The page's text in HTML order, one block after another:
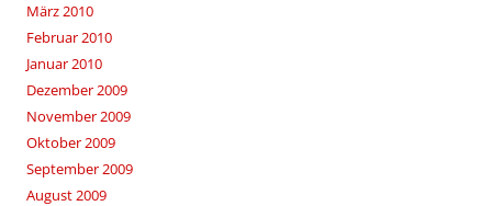
März 2010
Februar 2010
Januar 2010
Dezember 2009
November 2009
Oktober 2009
September 2009
August 2009